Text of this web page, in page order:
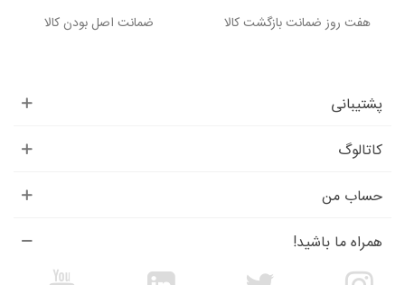
هفت روز ضمانت بازگشت کالا ضمانت اصل بودن کالا
پشتیبانی
کاتالوگ
حساب من
همراه ما باشید!